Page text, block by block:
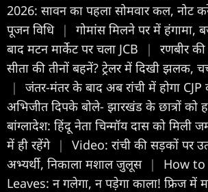
2026: सावन का पहला सोमवार कल, नोट
पूजन विधि |
गोमांस मिलने पर में
बाद मटन मार्केट पर चला JCB
|
रणबीर
सीता की तीनों बहनें? ट्रेलर में दिखी झलक,
|
जंतर-मंतर के बाद अब रांची में होगा CJP
अभिजीत दिपके बोले- झारखंड के छात्रों को
बांग्लादेश: हिंदू नेता चिन्मॉय दास को मिली
में ही रहेंगे |
Video: रांची की सड़कों पर
अभ्यर्थी, निकाला मशाल जुलूस |
How to
Leaves: न गलेगा, न पड़ेगा काला! फ्रिज में